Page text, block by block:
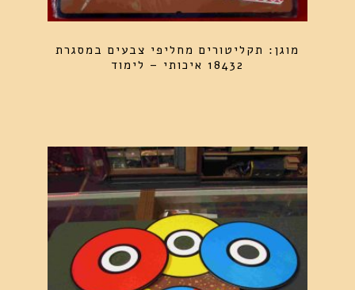
מוגן: תקליטורים מחליפי צבעים במסגרת
18432 איכותי – לימוד